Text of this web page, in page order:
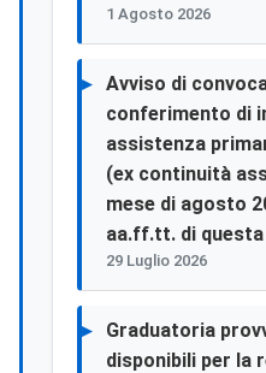
1 Agosto 2026
Avviso di
conferimento di
assistenza
(ex continuità
mese di agosto
aa.ff.tt. di questa
29 Luglio 2026
Graduatoria
disponibili per la